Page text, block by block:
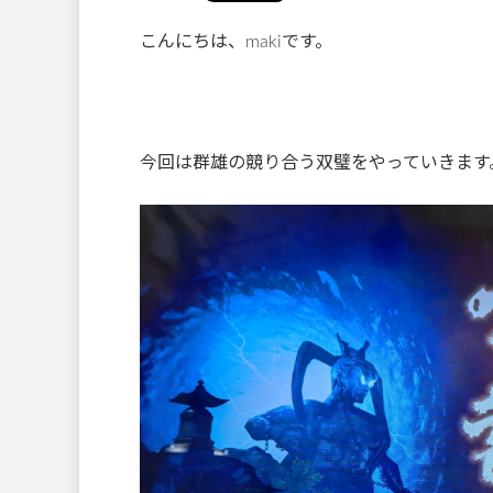
こんにちは、makiです。
今回は群雄の競り合う双璧をやっていきます